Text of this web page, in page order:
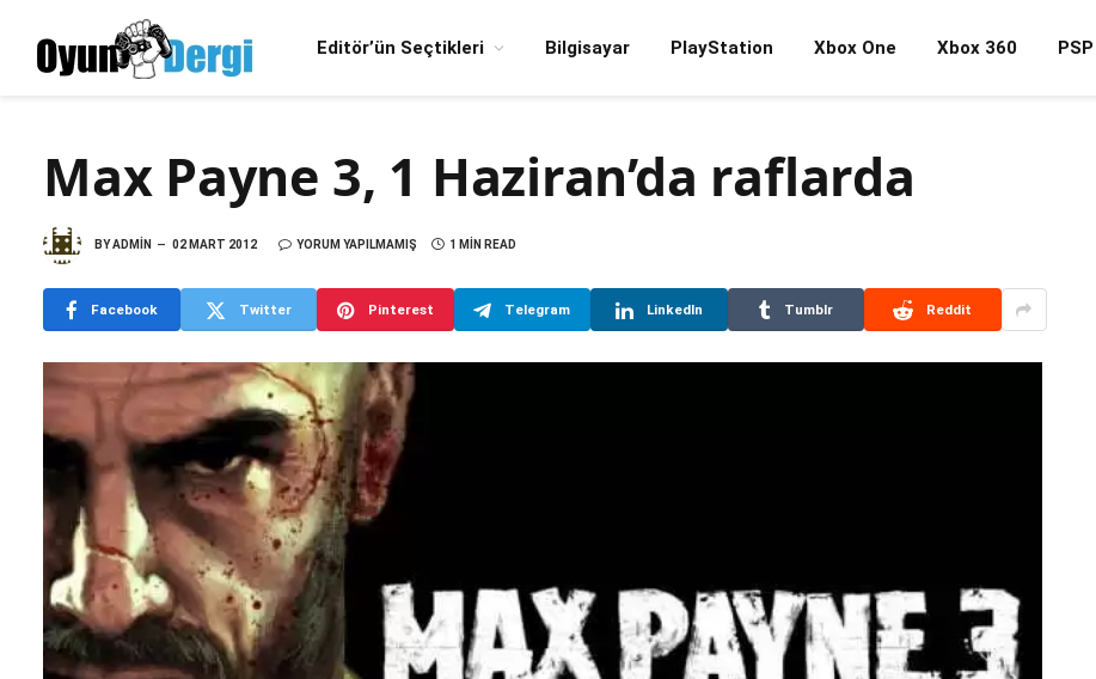
Editör’ün Seçtikleri Bilgisayar PlayStation Xbox One Xbox 360 PSP
Max Payne 3, 1 Haziran’da raflarda
BYADMIN 02 MART 2012 YORUM YAPILMAMIŞ 1 MIN READ
Facebook Twitter Pinterest Telegram LinkedIn Tumblr Reddit